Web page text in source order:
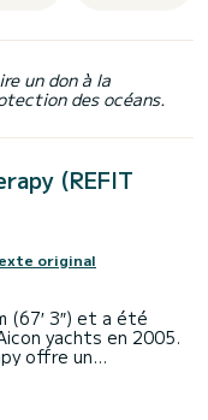
un don à la
des océans.
(REFIT
original
(67′ 3″) et a été
yachts en 2005.
offre un
principale, 1
est située